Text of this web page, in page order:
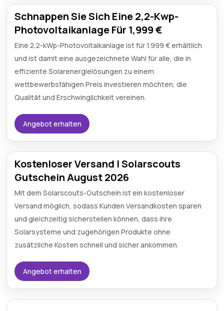
Schnappen Sie Sich Eine 2,2-Kwp-
Photovoltaikanlage Für 1,999 €
Eine 2,2-kWp-Photovoltaikanlage ist für 1.999 € erhältlich
und ist damit eine ausgezeichnete Wahl für alle, die in
effiziente Solarenergielösungen zu einem
wettbewerbsfähigen Preis investieren möchten, die
Qualität und Erschwinglichkeit vereinen.
Angebot erhalten
Kostenloser Versand | Solarscouts
Gutschein August 2026
Mit dem Solarscouts-Gutschein ist ein kostenloser
Versand möglich, sodass Kunden Versandkosten sparen
und gleichzeitig sicherstellen können, dass ihre
Solarsysteme und zugehörigen Produkte ohne
zusätzliche Kosten schnell und sicher ankommen.
Angebot erhalten